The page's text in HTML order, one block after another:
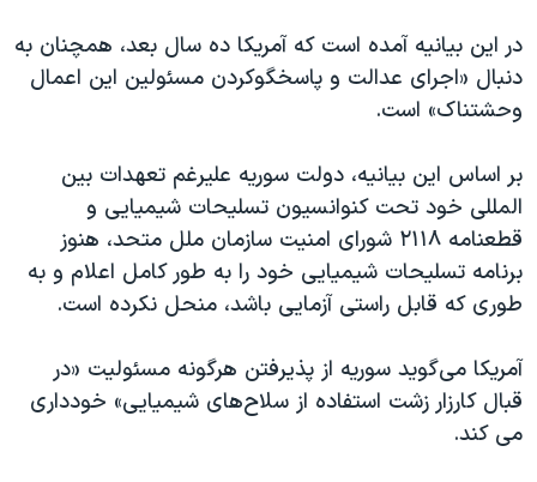
نرگس محمدی برنده جایزه نوبل صلح
همایش محافظه‌کاران آمریکا «سی‌پک»
سفر پرزیدنت ترامپ به چین
در این بیانیه آمده است که آمریکا ده سال بعد، همچنان به
دنبال «اجرای عدالت و پاسخگوکردن مسئولین این اعمال
وحشتناک» است.
بر اساس این بیانیه، دولت سوریه علیرغم تعهدات بین
المللی خود تحت کنوانسیون تسلیحات شیمیایی و
قطعنامه ۲۱۱۸ شورای امنیت سازمان ملل متحد، هنوز
برنامه تسلیحات شیمیایی خود را به طور کامل اعلام و به
طوری که قابل راستی آزمایی باشد، منحل نکرده است.
آمریکا می‌گوید سوریه از پذیرفتن هرگونه مسئولیت «در
قبال کارزار زشت استفاده از سلاح‌های شیمیایی» خودداری
می کند.